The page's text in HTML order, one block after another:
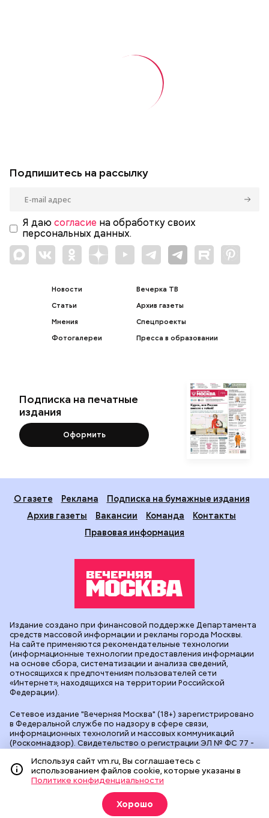
Подпишитесь на рассылку
Я даю согласие на обработку своих
персональных данных.
Новости
Статьи
Мнения
Фотогалереи
Вечерка ТВ
Архив газеты
Спецпроекты
Пресса в образовании
Подписка на печатные
издания
Оформить
О газете Реклама
Подписка на бумажные издания
Архив газеты
Вакансии Команда
Контакты
Правовая информация
Сетевое издание "Вечерняя Москва" (18+) зарегистрировано
в Федеральной службе по надзору в сфере связи,
информационных технологий и массовых коммуникаций
(Роскомнадзор). Свидетельство о регистрации ЭЛ № ФС 77 -
"Вечерняя Москва". Главный редакторvm.ru: Александр
Геннадьевич Глуходедов. Адрес редакции: 127015, г.Москва,
Бумажный пр-д, д. 14, стр. 2. Телефон:+7(499)557-04-24
. Почта для связи с редакцией сайта:
Издание создано при финансовой поддержке Департамента
средств массовой информации и рекламы города Москвы.
На сайте применяются рекомендательные технологии
(информационные технологии предоставления информации
на основе сбора, систематизации и анализа сведений,
относящихся к предпочтениям пользователей сети
«Интернет», находящихся на территории Российской
Федерации).
Используя сайт vm.ru, Вы соглашаетесь с
использованием файлов cookie, которые указаны в
Политике конфиденциальности
Хорошо